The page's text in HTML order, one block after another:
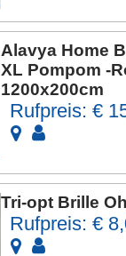
Alavya Home
XL Pompom -
1200x200cm
Rufpreis: €
Tri-opt Brille
Rufpreis: €